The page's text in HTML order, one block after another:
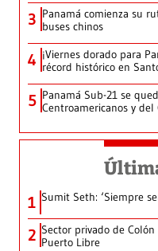
3 Panamá comienza su
buses chinos
4 ¡Viernes dorado para
récord histórico en
5 Panamá Sub-21 se
Centroamericanos y del
1 Sumit Seth: ‘Siempre
2 Sector privado de
Puerto Libre